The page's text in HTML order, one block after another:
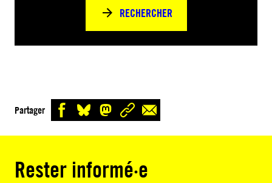
RECHERCHER
Partager
Rester informé·e